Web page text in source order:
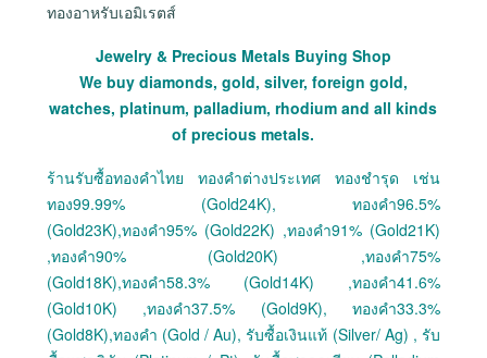
ทองอาหรับเอมิเรตส์
Jewelry & Precious Metals Buying Shop
We buy diamonds, gold, silver, foreign gold,
watches, platinum, palladium, rhodium and all kinds
of precious metals.
ร้านรับซื้อทองคำไทย ทองคำต่างประเทศ ทองชำรุด เช่น
ทอง99.99% (Gold24K), ทองคำ96.5%
(Gold23K),ทองคำ95% (Gold22K) ,ทองคำ91% (Gold21K)
,ทองคำ90% (Gold20K) ,ทองคำ75%
(Gold18K),ทองคำ58.3% (Gold14K) ,ทองคำ41.6%
(Gold10K) ,ทองคำ37.5% (Gold9K), ทองคำ33.3%
(Gold8K),ทองคำ (Gold / Au), รับซื้อเงินแท้ (Silver/ Ag) , รับ